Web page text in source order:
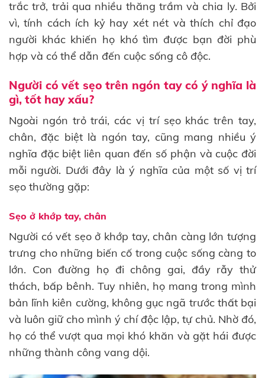
trắc trở, trải qua nhiều thăng trầm và chia ly. Bởi
vì, tính cách ích kỷ hay xét nét và thích chỉ đạo
người khác khiến họ khó tìm được bạn đời phù
hợp và có thể dẫn đến cuộc sống cô độc.
Người có vết sẹo trên ngón tay có ý nghĩa là
gì, tốt hay xấu?
Ngoài ngón trỏ trái, các vị trí sẹo khác trên tay,
chân, đặc biệt là ngón tay, cũng mang nhiều ý
nghĩa đặc biệt liên quan đến số phận và cuộc đời
mỗi người. Dưới đây là ý nghĩa của một số vị trí
sẹo thường gặp:
Sẹo ở khớp tay, chân
Người có vết sẹo ở khớp tay, chân càng lớn tượng
trưng cho những biến cố trong cuộc sống càng to
lớn. Con đường họ đi chông gai, đầy rẫy thử
thách, bấp bênh. Tuy nhiên, họ mang trong mình
bản lĩnh kiên cường, không gục ngã trước thất bại
và luôn giữ cho mình ý chí độc lập, tự chủ. Nhờ đó,
họ có thể vượt qua mọi khó khăn và gặt hái được
những thành công vang dội.